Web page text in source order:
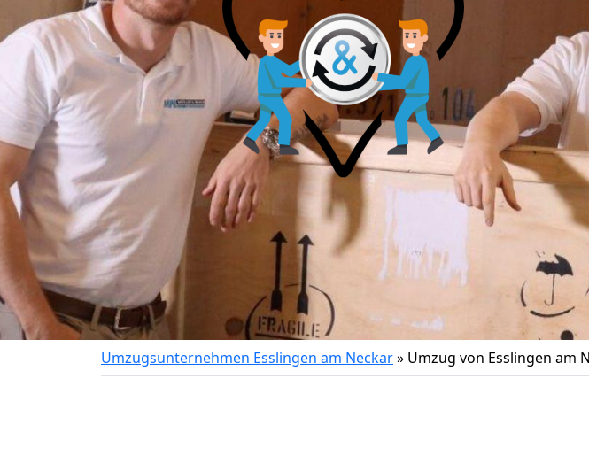
Umzugsunternehmen Esslingen am Neckar» Umzug von Esslingen am